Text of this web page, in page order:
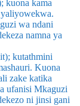
kuona kama
yaliyowekwa.
wa ndani
namna ya
kutathmini
Kuona
zake katika
ufanisi Mkaguzi
ni jinsi gani